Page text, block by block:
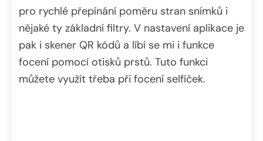
pro rychlé přepínání poměru stran snímků i
nějaké ty základní filtry. V nastavení aplikace je
pak i skener QR kódů a líbí se mi i funkce
focení pomocí otisků prstů. Tuto funkci
můžete využít třeba při focení selfíček.